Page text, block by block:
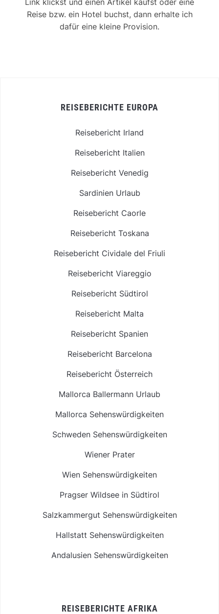
Reise bzw. ein Hotel buchst, dann erhalte ich
dafür eine kleine Provision.
REISEBERICHTE EUROPA
Reisebericht Irland
Reisebericht Italien
Reisebericht Venedig
Sardinien Urlaub
Reisebericht Caorle
Reisebericht Toskana
Reisebericht Cividale del Friuli
Reisebericht Viareggio
Reisebericht Südtirol
Reisebericht Malta
Reisebericht Spanien
Reisebericht Barcelona
Reisebericht Österreich
Mallorca Ballermann Urlaub
Mallorca Sehenswürdigkeiten
Schweden Sehenswürdigkeiten
Wiener Prater
Wien Sehenswürdigkeiten
Pragser Wildsee in Südtirol
Salzkammergut Sehenswürdigkeiten
Hallstatt Sehenswürdigkeiten
Andalusien Sehenswürdigkeiten
REISEBERICHTE AFRIKA